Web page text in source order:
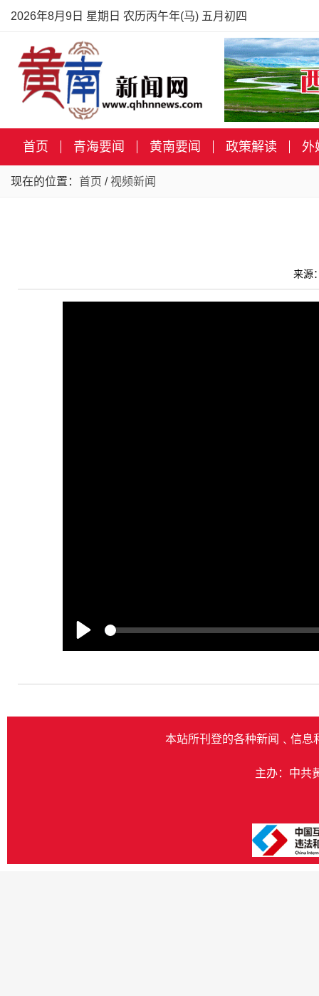
2026年8月9日 星期日 农历丙午年(马) 五月初四
首页 青海要闻 黄南要闻 政策解读 外
现在的位置： 首页 / 视频新闻
来源
本站所刊登的各种新闻﹑信息
主办：中共